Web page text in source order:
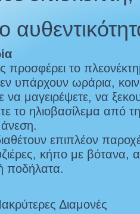
προσφέρει το
υπάρχουν ωράρια,
μαγειρέψετε, να
ηλιοβασίλεμα από
επιπλέον
κήπο με βότανα,
ποδήλατα.
Διαμονές